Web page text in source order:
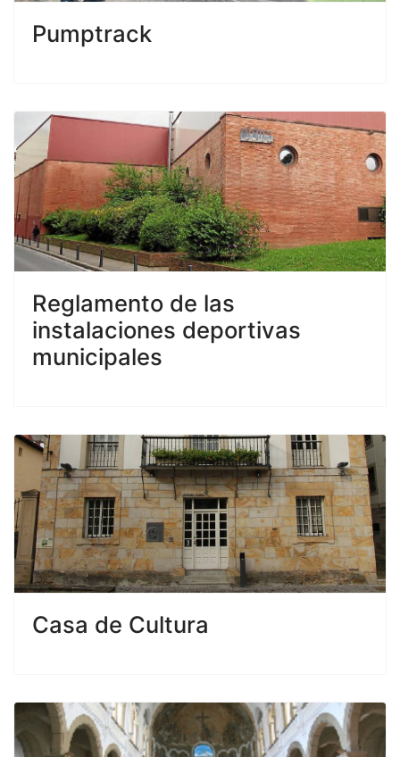
Pumptrack
Reglamento de las
instalaciones deportivas
municipales
Casa de Cultura